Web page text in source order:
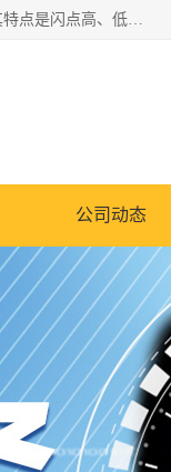
航空煤油（Jet Fuel）是专门为喷气式航空发动机设计的高纯度燃料，主要分为Jet A、Jet A-1和Jet B等类型。其特点是闪点高、低温流动性好，并添加了抗静电剂和抗氧化剂以确保飞行安全。航空煤油需
公司动态